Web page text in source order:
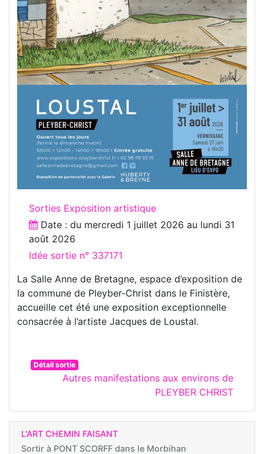
Sorties Exposition artistique
Date : du mercredi 1 juillet 2026 au lundi 31
août 2026
Idée sortie n° 337171
La Salle Anne de Bretagne, espace d’exposition de
la commune de Pleyber-Christ dans le Finistère,
accueille cet été une exposition exceptionnelle
consacrée à l’artiste Jacques de Loustal.
Détail sortie
Autres manifestations aux environs de
PLEYBER CHRIST
L'ART CHEMIN FAISANT
Sortir à PONT SCORFF dans le Morbihan